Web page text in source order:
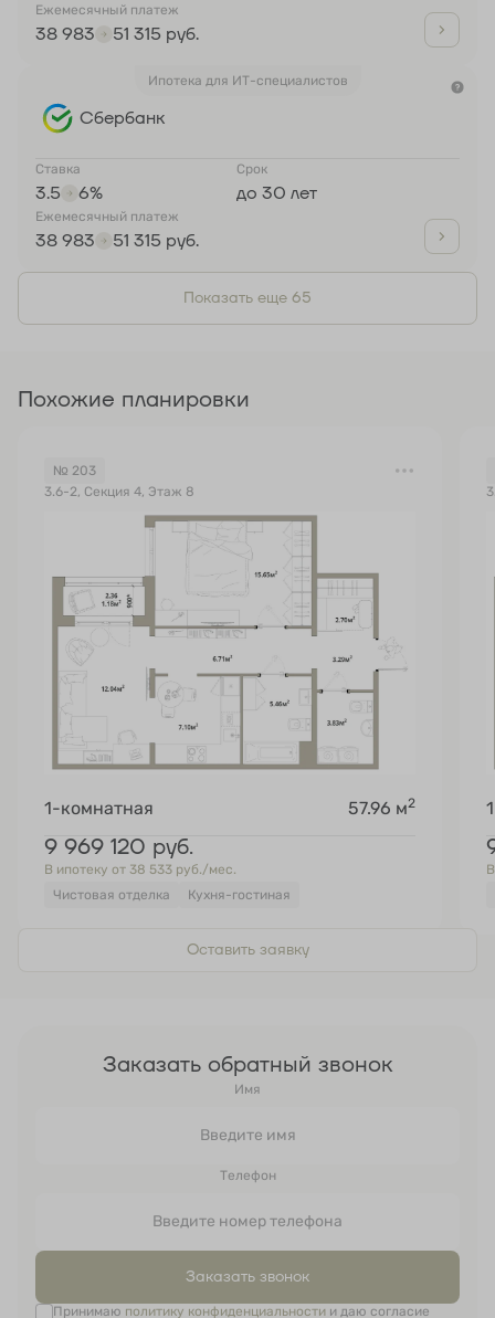
Ежемесячный платеж
38 983 51 315 руб.
Ипотека для ИТ-специалистов
Сбербанк
Ставка
3.5 6%
Срок
до 30 лет
Ежемесячный платеж
38 983 51 315 руб.
Показать еще 65
Похожие планировки
№ 203
3.6-2, Секция 4, Этаж 8
1-комнатная 57.96 м2
9 969 120 руб.
В ипотеку от 38 533 руб./мес.
Чистовая отделка
Кухня-гостиная
Оставить заявку
Заказать обратный звонок
Имя
Телефон
Заказать звонок
Принимаю политику конфиденциальностии даю согласие